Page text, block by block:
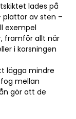
lades på
plattor av sten –
exempel
framför allt när
i korsningen
lägga mindre
mellan
gör att de